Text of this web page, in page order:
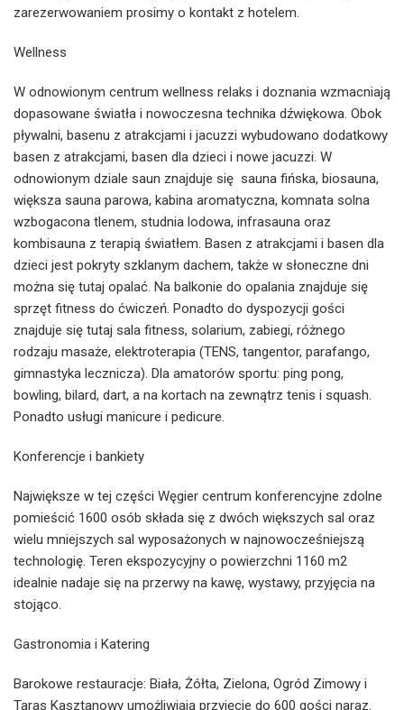
zarezerwowaniem prosimy o kontakt z hotelem.
Wellness
W odnowionym centrum wellness relaks i doznania wzmacniają
dopasowane światła i nowoczesna technika dźwiękowa. Obok
pływalni, basenu z atrakcjami i jacuzzi wybudowano dodatkowy
basen z atrakcjami, basen dla dzieci i nowe jacuzzi. W
odnowionym dziale saun znajduje się sauna fińska, biosauna,
większa sauna parowa, kabina aromatyczna, komnata solna
wzbogacona tlenem, studnia lodowa, infrasauna oraz
kombisauna z terapią światłem. Basen z atrakcjami i basen dla
dzieci jest pokryty szklanym dachem, także w słoneczne dni
można się tutaj opalać. Na balkonie do opalania znajduje się
sprzęt fitness do ćwiczeń. Ponadto do dyspozycji gości
znajduje się tutaj sala fitness, solarium, zabiegi, różnego
rodzaju masaże, elektroterapia (TENS, tangentor, parafango,
gimnastyka lecznicza). Dla amatorów sportu: ping pong,
bowling, bilard, dart, a na kortach na zewnątrz tenis i squash.
Ponadto usługi manicure i pedicure.
Konferencje i bankiety
Największe w tej części Węgier centrum konferencyjne zdolne
pomieścić 1600 osób składa się z dwóch większych sal oraz
wielu mniejszych sal wyposażonych w najnowocześniejszą
technologię. Teren ekspozycyjny o powierzchni 1160 m2
idealnie nadaje się na przerwy na kawę, wystawy, przyjęcia na
stojąco.
Gastronomia i Katering
Barokowe restauracje: Biała, Żółta, Zielona, Ogród Zimowy i
Taras Kasztanowy umożliwiają przyjęcie do 600 gości naraz.